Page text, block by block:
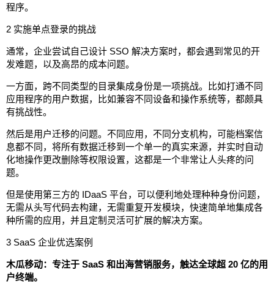
程序。
2 实施单点登录的挑战
通常，企业尝试自己设计 SSO 解决方案时，都会遇到常见的开
发难题，以及高昂的成本问题。
一方面，跨不同类型的目录集成身份是一项挑战。比如打通不同
应用程序的用户数据，比如兼容不同设备和操作系统等，都颇具
有挑战性。
然后是用户迁移的问题。不同应用，不同分支机构，可能档案信
息都不同，将所有数据迁移到一个单一的真实来源，并实时自动
化地操作更改删除等权限设置，这都是一个非常让人头疼的问
题。
但是使用第三方的 IDaaS 平台，可以便利地处理种种身份问题，
无需从头写代码去构建，无需重复开发模块，快速简单地集成各
种所需的应用，并且定制灵活可扩展的解决方案。
3 SaaS 企业优选案例
木瓜移动：专注于 SaaS 和出海营销服务，触达全球超 20 亿的用
户终端。